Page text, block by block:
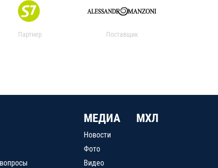
Партнер Поставщик
МЕДИА
Новости
Фото
Видео
МХЛ